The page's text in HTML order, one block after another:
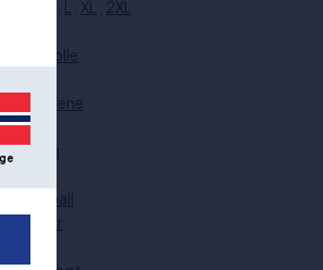
L XL
2XL
Baumwolle
Erwachsene
Basketball
Schotter